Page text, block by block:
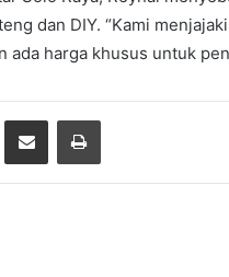
dan DIY. “Kami
ada harga khusus untuk